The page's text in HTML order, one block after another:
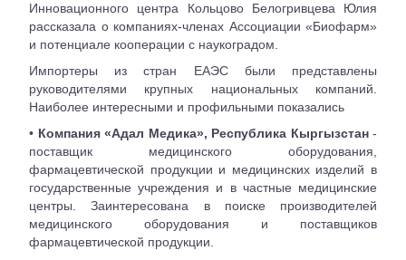
Инновационного центра Кольцово Белогривцева Юлия
рассказала о компаниях-членах Ассоциации «Биофарм»
и потенциале кооперации с наукоградом.
Импортеры из стран ЕАЭС были представлены
руководителями крупных национальных компаний.
Наиболее интересными и профильными показались
• Компания «Адал Медика», Республика Кыргызстан-
поставщик медицинского оборудования,
фармацевтической продукции и медицинских изделий в
государственные учреждения и в частные медицинские
центры. Заинтересована в поиске производителей
медицинского оборудования и поставщиков
фармацевтической продукции.